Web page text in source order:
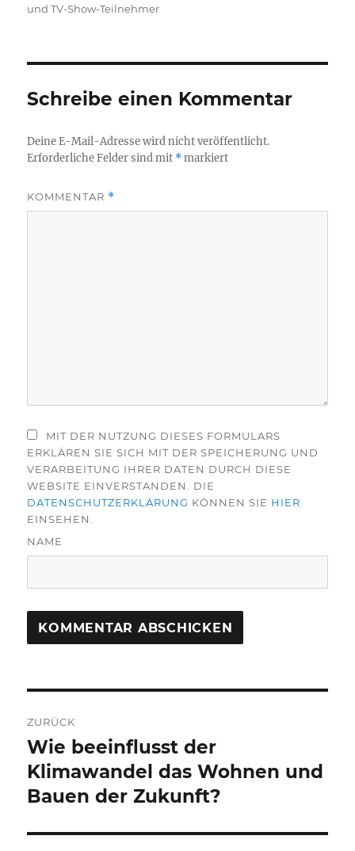
und TV-Show-Teilnehmer
Schreibe einen Kommentar
Deine E-Mail-Adresse wird nicht veröffentlicht.
Erforderliche Felder sind mit *markiert
KOMMENTAR *
MIT DER NUTZUNG DIESES FORMULARS
ERKLÄREN SIE SICH MIT DER SPEICHERUNG UND
VERARBEITUNG IHRER DATEN DURCH DIESE
WEBSITE EINVERSTANDEN. DIE
DATENSCHUTZERKLÄRUNG KÖNNEN SIE HIER
EINSEHEN.
NAME
ZURÜCK
Vorheriger
Beitrag:
Wie beeinflusst der
Klimawandel das Wohnen und
Bauen der Zukunft?